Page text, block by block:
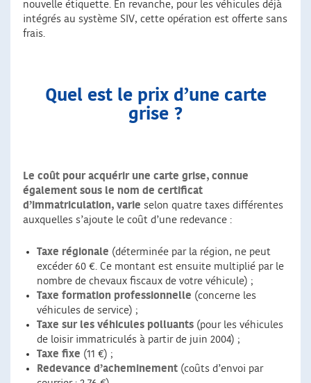
nouvelle étiquette. En revanche, pour les véhicules déjà
intégrés au système SIV, cette opération est offerte sans
frais.
Quel est le prix d’une carte
grise ?
Le coût pour acquérir une carte grise, connue
également sous le nom de certificat
d’immatriculation, varie selon quatre taxes différentes
auxquelles s’ajoute le coût d’une redevance :
Taxe régionale (déterminée par la région, ne peut
excéder 60 €. Ce montant est ensuite multiplié par le
nombre de chevaux fiscaux de votre véhicule) ;
Taxe formation professionnelle (concerne les
véhicules de service) ;
Taxe sur les véhicules polluants (pour les véhicules
de loisir immatriculés à partir de juin 2004) ;
Taxe fixe (11 €) ;
Redevance d’acheminement (coûts d’envoi par